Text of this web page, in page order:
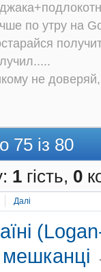
по утру на
не
75 із 80
1 гість, 0
Далі